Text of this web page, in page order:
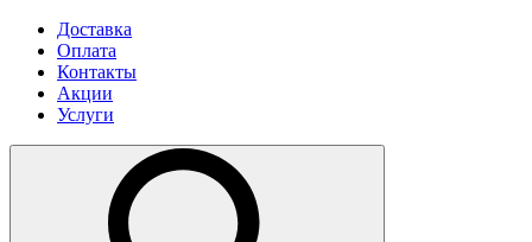
Доставка
Оплата
Контакты
Акции
Услуги